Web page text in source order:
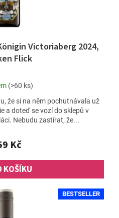
Victoriaberg 2024,
Flick
Průměrné
produktu
je
4,7
5
hvězdiček.
(>60 ks)
Kč
KOŠÍKU
že si na něm pochutnávala už
a doteď se vozí do sklepů v
Nebudu zastírat, že...
BESTSELLER